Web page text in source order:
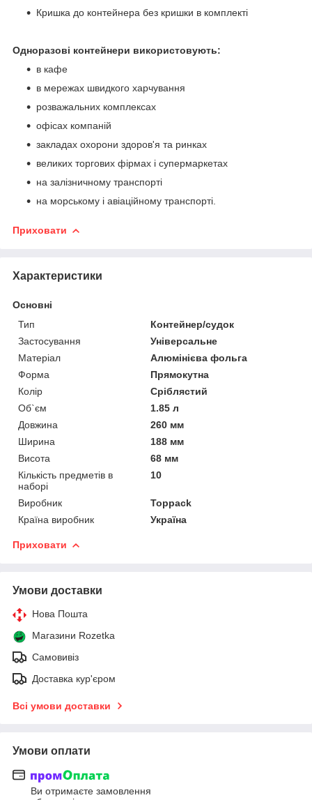
Кришка до контейнера без кришки в комплекті
Одноразові контейнери використовують:
в кафе
в мережах швидкого харчування
розважальних комплексах
офісах компаній
закладах охорони здоров'я та ринках
великих торгових фірмах і супермаркетах
на залізничному транспорті
на морському і авіаційному транспорті.
Приховати
Характеристики
Основні
Тип
Контейнер/судок
Застосування
Універсальне
Матеріал
Алюмінієва фольга
Форма
Прямокутна
Колір
Сріблястий
Об`єм
1.85 л
Довжина
260 мм
Ширина
188 мм
Висота
68 мм
Кількість предметів в
наборі
10
Виробник
Toppack
Країна виробник
Україна
Приховати
Умови доставки
Нова Пошта
Магазини Rozetka
Самовивіз
Доставка кур'єром
Всі умови доставки
Умови оплати
Ви отримаєте замовлення